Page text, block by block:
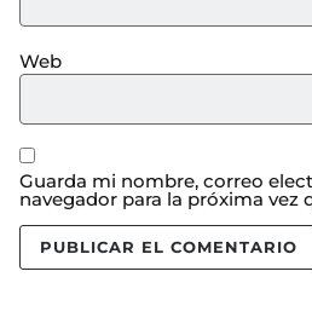
Web
Guarda mi nombre, correo
navegador para la próxima vez